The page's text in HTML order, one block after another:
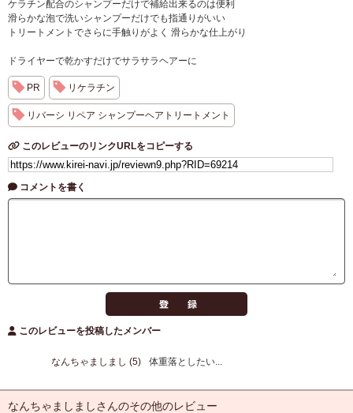
ケラチン配合のシャンプーだけで補給出来るのは便利
滑らかな泡で洗いシャンプーだけでも指通りがいい
トリートメントでさらに手触りがよく 滑らかな仕上がり
ドライヤーで乾かすだけでサラサラヘアーに
PR リケラチン
リバーシ リペア シャンプーヘアトリートメント
このレビューのリンクURLをコピーする
コメントを書く
このレビューを投稿したメンバー
なんちゃましまし (5) 体重落としたい...
なんちゃましましさんのその他のレビュー